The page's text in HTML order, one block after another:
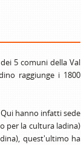
5 comuni della Val
raggiunge i 1800
hanno infatti sede
per la cultura ladina)
quest'ultimo ha